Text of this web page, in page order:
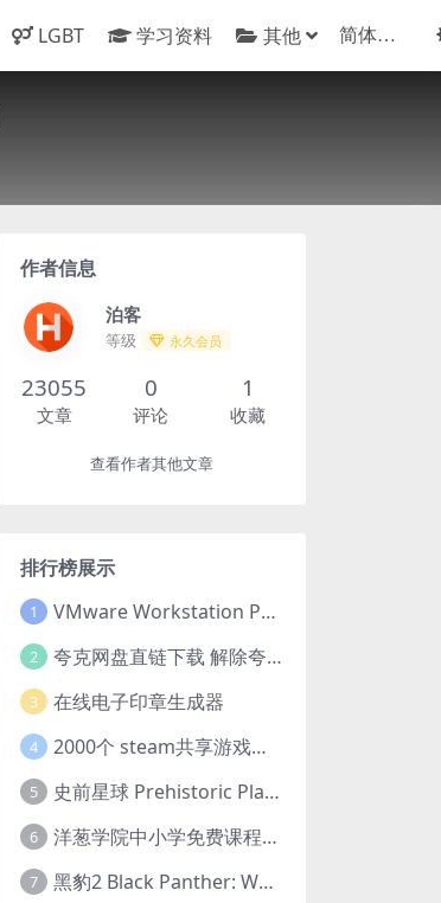
LGBT 学习资料 其他
作者信息
泊客
等级 永久会员
23055
文章
0
评论
1
收藏
查看作者其他文章
排行榜展示
1 VMware Workstation Pro 16 永久激活密钥(序列号)
2 夸克网盘直链下载 解除夸克网盘下载限制 油猴脚本
3 在线电子印章生成器
4 2000个 steam共享游戏账号 离线steam账号分享
5 史前星球 Prehistoric Planet (2022) 中字 1080p 高清 阿里云盘 2022.5.27已更新全集
6 洋葱学院中小学免费课程集合 云盘下载
7 黑豹2 Black Panther: Wakanda Forever (2022) 高清版